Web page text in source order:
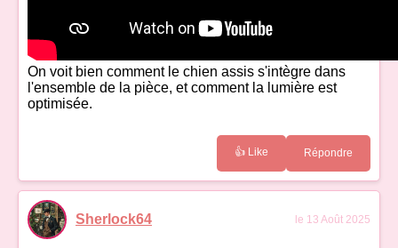
On voit bien comment le chien assis s'intègre dans
l'ensemble de la pièce, et comment la lumière est
optimisée.
👍 Like Répondre
Sherlock64 le 13 Août 2025